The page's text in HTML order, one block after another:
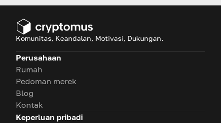
Komunitas, Keandalan, Motivasi, Dukungan.
Perusahaan
Rumah
Pedoman merek
Blog
Kontak
Keperluan pribadi